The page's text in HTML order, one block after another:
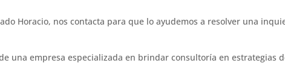
Horacio, nos contacta para que lo ayudemos a resolver una
una empresa especializada en brindar consultoría en estrategias